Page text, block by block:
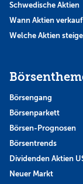
Schwedische Aktien
Wann Aktien
Welche Aktien
Börsengang
Börsenparkett
Börsen-Prognosen
Börsentrends
Dividenden Aktien
Neuer Markt